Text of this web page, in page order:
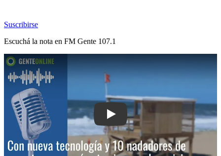
Suscribirse
Escuchá la nota en FM Gente 107.1
Play: Con nueva tecnología y 10